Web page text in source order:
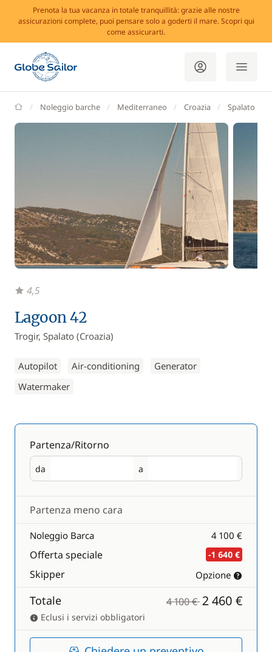
Prenota la tua vacanza in totale tranquillità: grazie alle nostre
assicurazioni complete, puoi pensare solo a goderti il mare. Scopri qui
come assicurarti.
GlobeSailor
Noleggio barche Mediterraneo Croazia Spalato
Lagoon 42
Trogir, Spalato (Croazia)
Autopilot Air-conditioning
Generator
Watermaker
4,5
Partenza/Ritorno
da
Partenza a
Ritorno
Partenza meno cara
Noleggio Barca 4 100 €
Offerta speciale -1 640 €
Skipper Opzione
Totale 4 100 €2 460 €
Eclusi i servizi obbligatori